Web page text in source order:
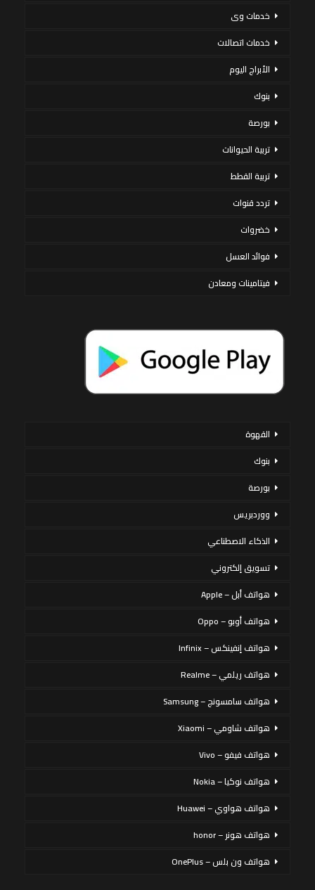
خدمات وى
خدمات اتصالات
الأبراج اليوم
بنوك
بورصة
تربية الحيوانات
تربية القطط
تردد قنوات
خضروات
فوائد العسل
فيتامينات ومعادن
القهوة
بنوك
بورصة
ووردبريس
الذكاء الاصطناعي
تسويق إلكتروني
هواتف أبل – Apple
هواتف أوبو – Oppo
هواتف إنفينكس – Infinix
هواتف ريلمي – Realme
هواتف سامسونج – Samsung
هواتف شاومي – Xiaomi
هواتف فيفو – Vivo
هواتف نوكيا – Nokia
هواتف هواوي – Huawei
هواتف هونر – honor
هواتف ون بلس – OnePlus